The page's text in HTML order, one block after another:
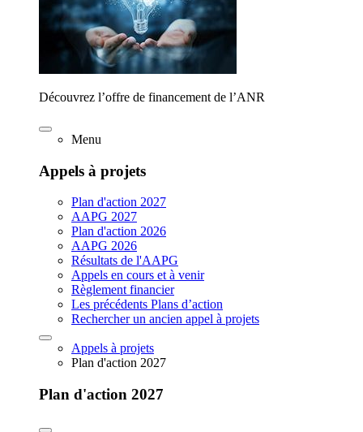
Découvrez l’offre de financement de l’ANR
Menu
Appels à projets
Plan d'action 2027
AAPG 2027
Plan d'action 2026
AAPG 2026
Résultats de l'AAPG
Appels en cours et à venir
Règlement financier
Les précédents Plans d’action
Rechercher un ancien appel à projets
Appels à projets
Plan d'action 2027
Plan d'action 2027